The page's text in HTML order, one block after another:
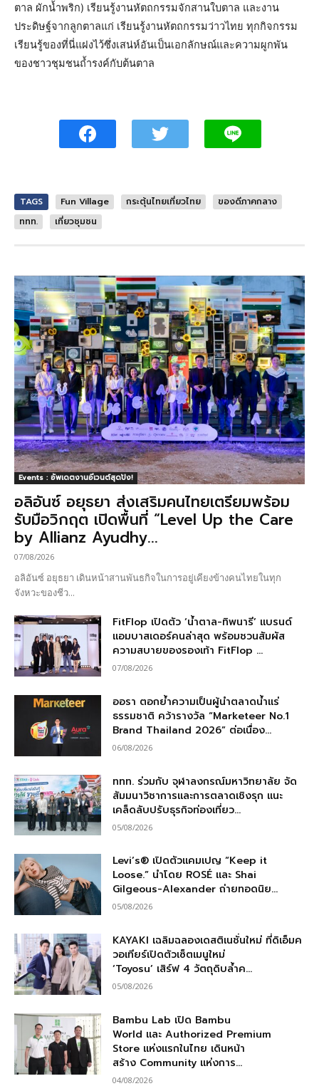
ตาล ผักน้ำพริก) เรียนรู้งานหัตถกรรมจักสานใบตาล และงาน
ประดิษฐ์จากลูกตาลแก่ เรียนรู้งานหัตถกรรมว่าวไทย ทุกกิจกรรม
เรียนรู้ของที่นี่แฝงไว้ซึ่งเสน่ห์อันเป็นเอกลักษณ์และความผูกพัน
ของชาวชุมชนถ้ำรงค์กับต้นตาล
TAGS Fun Village กระตุ้นไทยเที่ยวไทย
ของดีภาคกลาง
ททท.
เที่ยวชุมชน
Events : อัพเดตงานอีเวนต์สุดปัง!
อลิอันซ์ อยุธยา ส่งเสริมคนไทยเตรียมพร้อม
รับมือวิกฤต เปิดพื้นที่ “Level Up the Care
by Allianz Ayudhy...
07/08/2026
อลิอันซ์ อยุธยา เดินหน้าสานพันธกิจในการอยู่เคียงข้างคนไทยในทุก
จังหวะของชีว...
FitFlop เปิดตัว ‘น้ำตาล-ทิพนารี’ แบรนด์
แอมบาสเดอร์คนล่าสุด พร้อมชวนสัมผัส
ความสบายของรองเท้า FitFlop ...
07/08/2026
ออรา ตอกย้ำความเป็นผู้นำตลาดน้ำแร่
ธรรมชาติ คว้ารางวัล “Marketeer No.1
Brand Thailand 2026” ต่อเนื่อง...
06/08/2026
ททท. ร่วมกับ จุฬาลงกรณ์มหาวิทยาลัย จัด
สัมมนาวิชาการและการตลาดเชิงรุก แนะ
เคล็ดลับปรับธุรกิจท่องเที่ยว...
05/08/2026
Levi’s® เปิดตัวแคมเปญ “Keep it
Loose.” นำโดย ROSÉ และ Shai
Gilgeous-Alexander ถ่ายทอดนิย...
05/08/2026
KAYAKI เฉลิมฉลองเดสติเนชั่นใหม่ ที่ดิเอ็มค
วอเทียร์เปิดตัวเซ็ตเมนูใหม่
‘Toyosu’ เสิร์ฟ 4 วัตถุดิบล้ำค...
05/08/2026
Bambu Lab เปิด Bambu
World และ Authorized Premium
Store แห่งแรกในไทย เดินหน้า
สร้าง Community แห่งการ...
04/08/2026